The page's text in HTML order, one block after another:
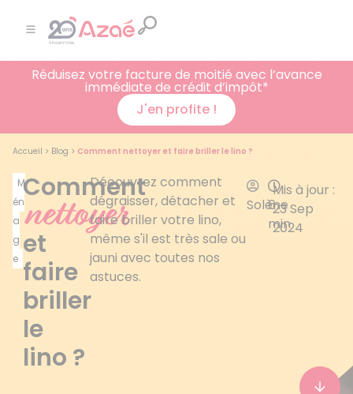
Réduisez votre facture de moitié avec l’avance
immédiate de crédit d’impôt*
J'en profite !
Accueil > Blog > Comment nettoyer et faire briller le lino ?
M
én
a
g
e
Comment
nettoyer
et
faire
briller
le
lino ?
Découvrez comment
dégraisser, détacher et
faire briller votre lino,
même s'il est très sale ou
jauni avec toutes nos
astuces.
Solène
6
min
Mis à jour :
23 Sep
2024